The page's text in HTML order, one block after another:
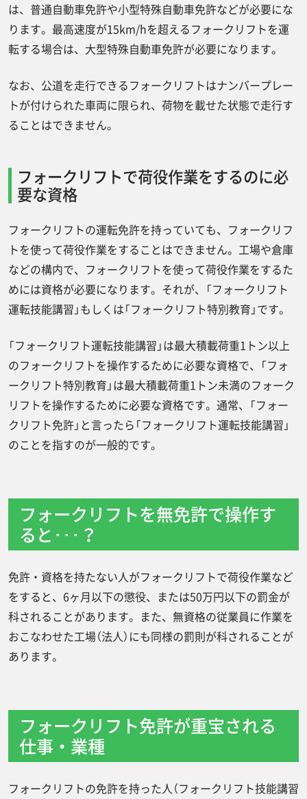
までの流れ
フォークリフト免許（フォークリフト特別教
育）を取得する方法
フォークリフト免許の試験は難しくない！
まとめ
は、普通自動車免許や小型特殊自動車免許などが必要にな
ります。最高速度が15km/hを超えるフォークリフトを運
転する場合は、大型特殊自動車免許が必要になります。
なお、公道を走行できるフォークリフトはナンバープレー
トが付けられた車両に限られ、荷物を載せた状態で走行す
ることはできません。
フォークリフトで荷役作業をするのに必
要な資格
フォークリフトの運転免許を持っていても、フォークリフ
トを使って荷役作業をすることはできません。工場や倉庫
などの構内で、フォークリフトを使って荷役作業をするた
めには資格が必要になります。それが、「フォークリフト
運転技能講習」もしくは「フォークリフト特別教育」です。
「フォークリフト運転技能講習」は最大積載荷重1トン以上
のフォークリフトを操作するために必要な資格で、「フォ
ークリフト特別教育」は最大積載荷重1トン未満のフォーク
リフトを操作するために必要な資格です。通常、「フォー
クリフト免許」と言ったら「フォークリフト運転技能講習」
のことを指すのが一般的です。
フォークリフトを無免許で操作す
ると･･･？
免許・資格を持たない人がフォークリフトで荷役作業など
をすると、6ヶ月以下の懲役、または50万円以下の罰金が
科されることがあります。また、無資格の従業員に作業を
おこなわせた工場（法人）にも同様の罰則が科されることが
あります。
フォークリフト免許が重宝される
仕事・業種
フォークリフトの免許を持った人（フォークリフト技能講習